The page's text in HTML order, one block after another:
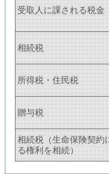
受取人に課される税金
相続税
所得税・住民税
贈与税
相続税（生命保険契約
る権利を相続）